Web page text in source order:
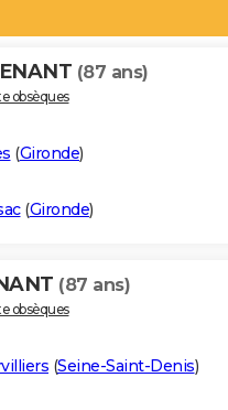
(87 ans)
obsèques
(Gironde)
(Gironde)
(87 ans)
obsèques
(Seine-Saint-Denis)